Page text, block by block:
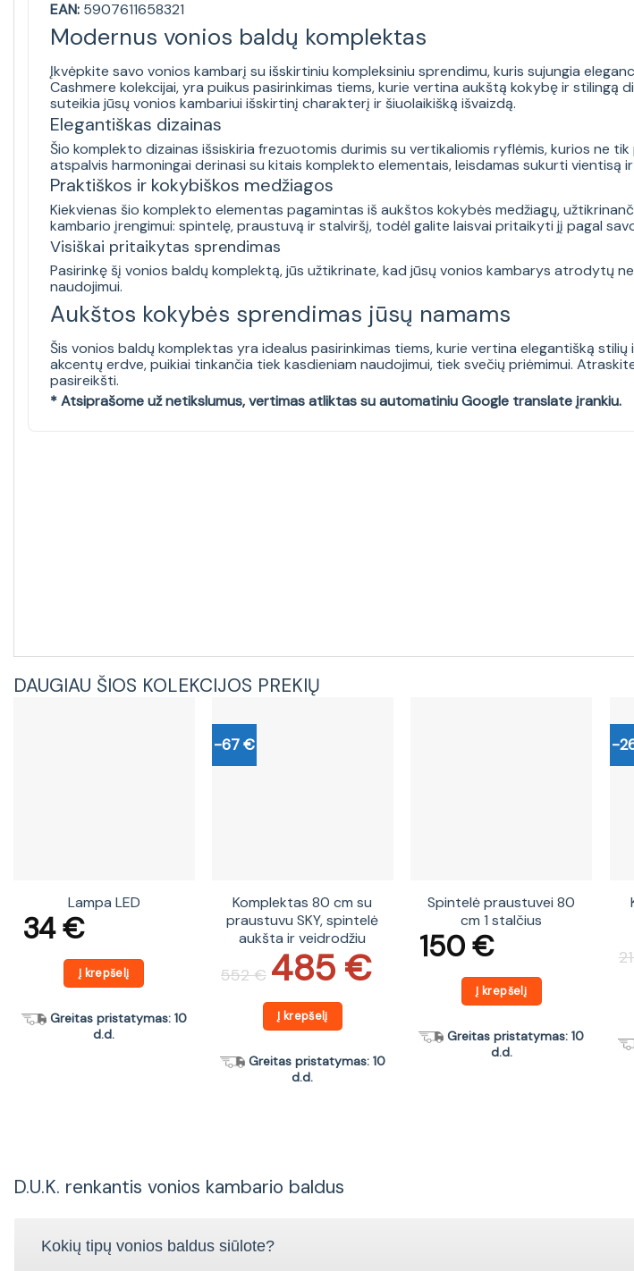
EAN: 5907611658321
Modernus vonios baldų komplektas
Įkvėpkite savo vonios kambarį su išskirtiniu kompleksiniu sprendimu, kuris sujungia
Cashmere kolekcijai, yra puikus pasirinkimas tiems, kurie vertina aukštą kokybę ir stilingą
suteikia jūsų vonios kambariui išskirtinį charakterį ir šiuolaikišką išvaizdą.
Elegantiškas dizainas
Šio komplekto dizainas išsiskiria frezuotomis durimis su vertikaliomis ryflėmis, kurios ne
atspalvis harmoningai derinasi su kitais komplekto elementais, leisdamas sukurti vientisą
Praktiškos ir kokybiškos medžiagos
Kiekvienas šio komplekto elementas pagamintas iš aukštos kokybės medžiagų,
kambario įrengimui: spintelę, praustuvą ir stalviršį, todėl galite laisvai pritaikyti jį pagal
Visiškai pritaikytas sprendimas
Pasirinkę šį vonios baldų komplektą, jūs užtikrinate, kad jūsų vonios kambarys atrodytų
naudojimui.
Aukštos kokybės sprendimas jūsų namams
Šis vonios baldų komplektas yra idealus pasirinkimas tiems, kurie vertina elegantišką
akcentų erdve, puikiai tinkančia tiek kasdieniam naudojimui, tiek svečių priėmimui.
pasireikšti.
* Atsiprašome už netikslumus, vertimas atliktas su automatiniu Google translate įrankiu.
DAUGIAU ŠIOS KOLEKCIJOS PREKIŲ
Lampa LED
34€
Į krepšelį
Greitas pristatymas: 10
d.d.
-67 €
Komplektas 80 cm su
praustuvu SKY, spintelė
aukšta ir veidrodžiu
552€
price
was: 485 €
price
is:
Į krepšelį
Greitas pristatymas: 10
d.d.
Spintelė praustuvei 80
cm 1 stalčius
150€
Į krepšelį
Greitas pristatymas: 10
d.d.
-
is:
D.U.K. renkantis vonios kambario baldus
Kokių tipų vonios baldus siūlote?